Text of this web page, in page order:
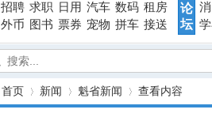
招聘 求职 日用 汽车 数码 租房
外币
图书 票券 宠物 拼车 接送
论
坛
首页 新闻 魁省新闻 查看内容